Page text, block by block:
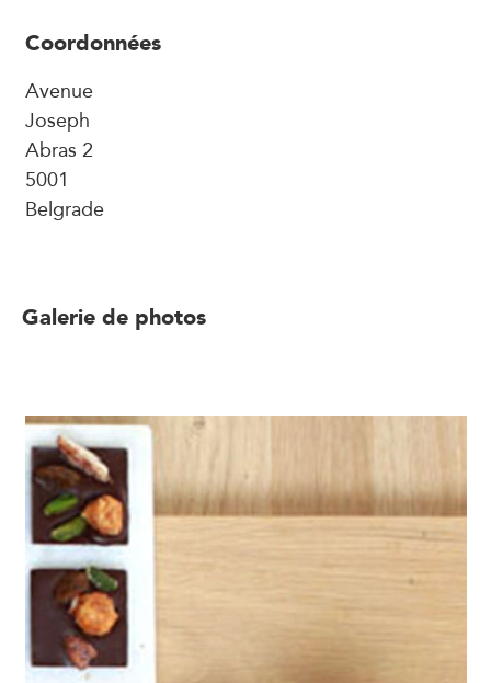
Coordonnées
Avenue
Joseph
Abras 2
5001
Belgrade
Galerie de photos